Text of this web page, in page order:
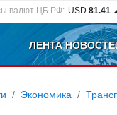
валют ЦБ РФ: USD 81.41
ЛЕНТА
Экономика